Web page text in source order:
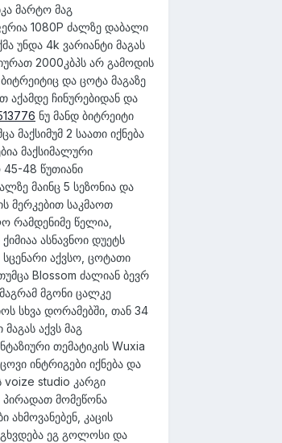
მარტო მაგ
1080P ძალზე დაბალი
უნდა 4k ვარიანტი მაგას
2000კბპს არ გამოდის
და ცოტა მაგაზე
აქამდე ჩინურებიდან და
ნუ მანდ ბიტრეიტი
2 საათი იქნება
მაქსიმალური
48 წუთიანი
მაინც 5 სეზონია და
მერკებით საკმაოთ
რამდენიმე წელია,
ასნავნოი დუეტს
აქვსო, ცოტათი
Blossom ძალიან ბევრ
მგონი ცალკე
სხვა დორამებში, თან 34
აქვს მაგ
თემატიკის Wuxia
ინტრიგები იქნება და
voize studio კარგი
მომეწონა
კაცის
ეგ გოლოსი და